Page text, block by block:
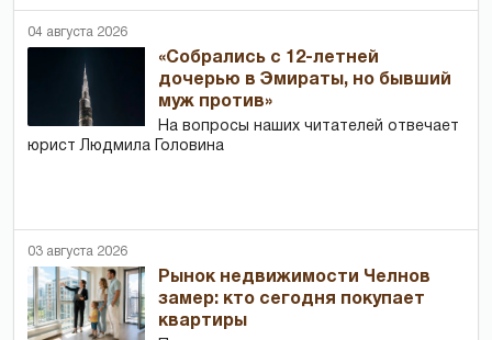
04 августа 2026
«Собрались с 12-летней
дочерью в Эмираты, но бывший
муж против»
На вопросы наших читателей отвечает
юрист Людмила Головина
03 августа 2026
Рынок недвижимости Челнов
замер: кто сегодня покупает
квартиры